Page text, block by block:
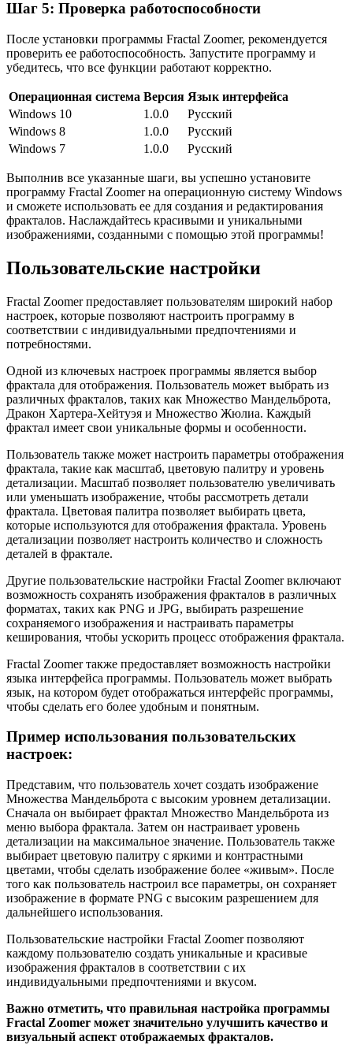
Шаг 5: Проверка работоспособности
После установки программы Fractal Zoomer, рекомендуется
проверить ее работоспособность. Запустите программу и
убедитесь, что все функции работают корректно.
Операционная система Версия Язык интерфейса
Windows 10
1.0.0
Русский
Windows 8
1.0.0
Русский
Windows 7
1.0.0 Русский
Выполнив все указанные шаги, вы успешно установите
программу Fractal Zoomer на операционную систему Windows
и сможете использовать ее для создания и редактирования
фракталов. Наслаждайтесь красивыми и уникальными
изображениями, созданными с помощью этой программы!
Пользовательские настройки
Fractal Zoomer предоставляет пользователям широкий набор
настроек, которые позволяют настроить программу в
соответствии с индивидуальными предпочтениями и
потребностями.
Одной из ключевых настроек программы является выбор
фрактала для отображения. Пользователь может выбрать из
различных фракталов, таких как Множество Мандельброта,
Дракон Хартера-Хейтуэя и Множество Жюлиа. Каждый
фрактал имеет свои уникальные формы и особенности.
Пользователь также может настроить параметры отображения
фрактала, такие как масштаб, цветовую палитру и уровень
детализации. Масштаб позволяет пользователю увеличивать
или уменьшать изображение, чтобы рассмотреть детали
фрактала. Цветовая палитра позволяет выбирать цвета,
которые используются для отображения фрактала. Уровень
детализации позволяет настроить количество и сложность
деталей в фрактале.
Другие пользовательские настройки Fractal Zoomer включают
возможность сохранять изображения фракталов в различных
форматах, таких как PNG и JPG, выбирать разрешение
сохраняемого изображения и настраивать параметры
кеширования, чтобы ускорить процесс отображения фрактала.
Fractal Zoomer также предоставляет возможность настройки
языка интерфейса программы. Пользователь может выбрать
язык, на котором будет отображаться интерфейс программы,
чтобы сделать его более удобным и понятным.
Пример использования пользовательских
настроек:
Представим, что пользователь хочет создать изображение
Множества Мандельброта с высоким уровнем детализации.
Сначала он выбирает фрактал Множество Мандельброта из
меню выбора фрактала. Затем он настраивает уровень
детализации на максимальное значение. Пользователь также
выбирает цветовую палитру с яркими и контрастными
цветами, чтобы сделать изображение более «живым». После
того как пользователь настроил все параметры, он сохраняет
изображение в формате PNG с высоким разрешением для
дальнейшего использования.
Пользовательские настройки Fractal Zoomer позволяют
каждому пользователю создать уникальные и красивые
изображения фракталов в соответствии с их
индивидуальными предпочтениями и вкусом.
Важно отметить, что правильная настройка программы
Fractal Zoomer может значительно улучшить качество и
визуальный аспект отображаемых фракталов.